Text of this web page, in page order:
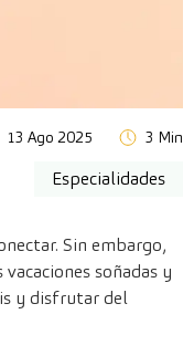
13 Ago 2025 3 Min
Especialidades
Sin embargo,
soñadas y
y disfrutar del